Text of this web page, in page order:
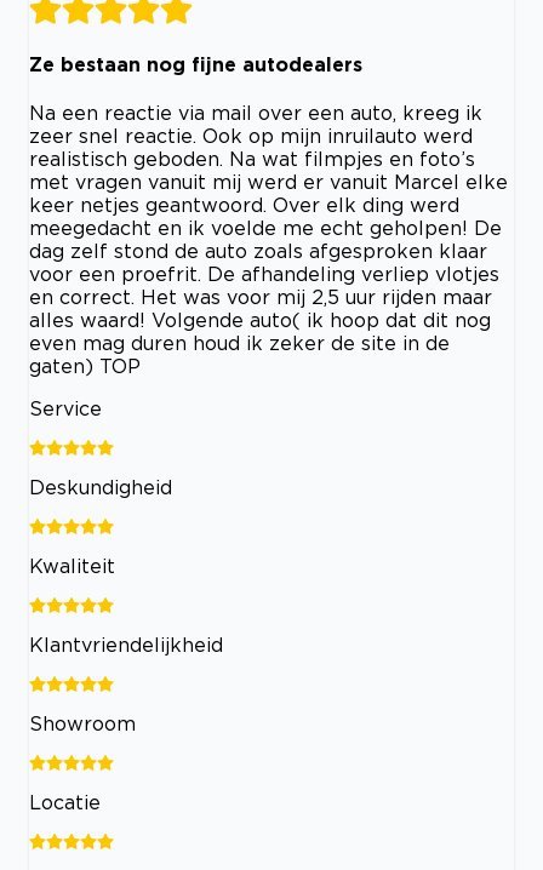
Ze bestaan nog fijne autodealers
Na een reactie via mail over een auto, kreeg ik
zeer snel reactie. Ook op mijn inruilauto werd
realistisch geboden. Na wat filmpjes en foto’s
met vragen vanuit mij werd er vanuit Marcel elke
keer netjes geantwoord. Over elk ding werd
meegedacht en ik voelde me echt geholpen! De
dag zelf stond de auto zoals afgesproken klaar
voor een proefrit. De afhandeling verliep vlotjes
en correct. Het was voor mij 2,5 uur rijden maar
alles waard! Volgende auto( ik hoop dat dit nog
even mag duren houd ik zeker de site in de
gaten) TOP
Service
Deskundigheid
Kwaliteit
Klantvriendelijkheid
Showroom
Locatie